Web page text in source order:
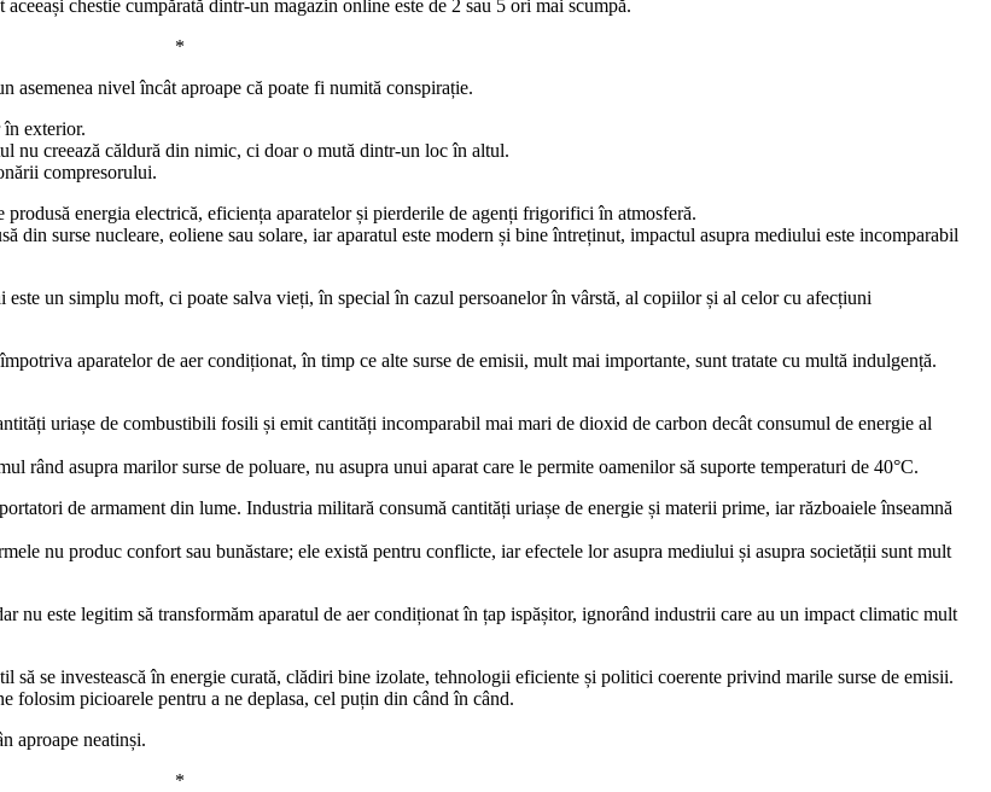
chestie cumpărată dintr-un magazin online este de 2 sau 5 ori mai scumpă.
*
asemenea nivel încât aproape că poate fi numită conspirație.
în exterior.
nu creează căldură din nimic, ci doar o mută dintr-un loc în altul.
compresorului.
energia electrică, eficiența aparatelor și pierderile de agenți frigorifici în atmosferă.
din surse nucleare, eoliene sau solare, iar aparatul este modern și bine întreținut, impactul asupra mediului este incomparabil
un simplu moft, ci poate salva vieți, în special în cazul persoanelor în vârstă, al copiilor și al celor cu afecțiuni
aparatelor de aer condiționat, în timp ce alte surse de emisii, mult mai importante, sunt tratate cu multă indulgență.
uriașe de combustibili fosili și emit cantități incomparabil mai mari de dioxid de carbon decât consumul de energie al
rând asupra marilor surse de poluare, nu asupra unui aparat care le permite oamenilor să suporte temperaturi de 40°C.
de armament din lume. Industria militară consumă cantități uriașe de energie și materii prime, iar războaiele înseamnă
nu produc confort sau bunăstare; ele există pentru conflicte, iar efectele lor asupra mediului și asupra societății sunt mult
nu este legitim să transformăm aparatul de aer condiționat în țap ispășitor, ignorând industrii care au un impact climatic mult
se investească în energie curată, clădiri bine izolate, tehnologii eficiente și politici coerente privind marile surse de emisii.
folosim picioarele pentru a ne deplasa, cel puțin din când în când.
aproape neatinși.
*